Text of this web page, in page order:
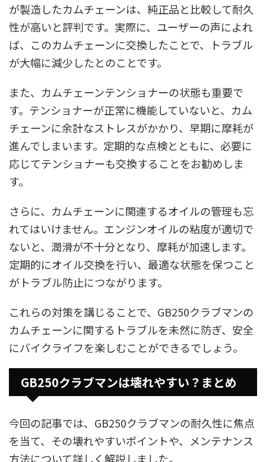
が製造したカムチェーンは、純正品と比較して耐久
性が高いと評判です。実際に、ユーザーの声によれ
ば、このカムチェーンに交換したことで、トラブル
が大幅に減少したとのことです。
また、カムチェーンテンショナーの状態も重要で
す。テンショナーが正常に機能していないと、カム
チェーンに余計なストレスがかかり、早期に摩耗が
進んでしまいます。定期的な点検とともに、必要に
応じてテンショナーも交換することをお勧めしま
す。
さらに、カムチェーンに関連するオイルの管理も忘
れてはいけません。エンジンオイルの粘度が適切で
ないと、潤滑が不十分となり、摩耗が加速します。
定期的にオイル交換を行い、最適な状態を保つこと
がトラブル防止につながります。
これらの対策を講じることで、GB250クラブマンの
カムチェーンに関するトラブルを未然に防ぎ、安全
にバイクライフを楽しむことができるでしょう。
GB250クラブマンは壊れやすい？まとめ
今回の記事では、GB250クラブマンの耐久性に焦点
を当て、その壊れやすいポイントや、メンテナンス
方法について詳しく解説しました。